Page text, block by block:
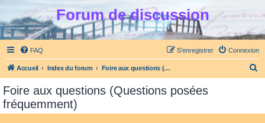
Forum de discussion
FAQ Connexion
S’enregistrer
Accueil Index du forum Foire aux questions (Questions posées fréquemment)
Foire aux questions (Questions posées
fréquemment)